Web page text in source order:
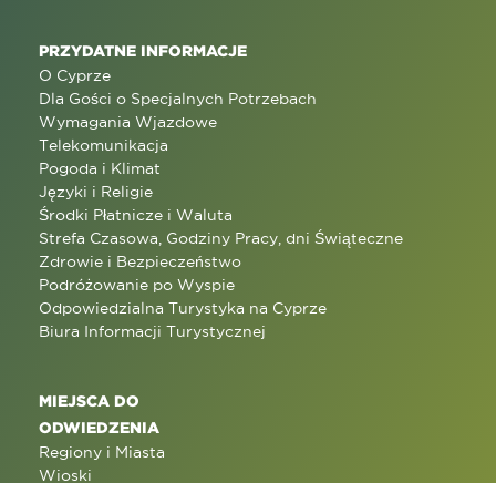
PRZYDATNE INFORMACJE
O Cyprze
Dla Gości o Specjalnych Potrzebach
Wymagania Wjazdowe
Telekomunikacja
Pogoda i Klimat
Języki i Religie
Środki Płatnicze i Waluta
Strefa Czasowa, Godziny Pracy, dni Świąteczne
Zdrowie i Bezpieczeństwo
Podróżowanie po Wyspie
Odpowiedzialna Turystyka na Cyprze
Biura Informacji Turystycznej
MIEJSCA DO
ODWIEDZENIA
Regiony i Miasta
Wioski